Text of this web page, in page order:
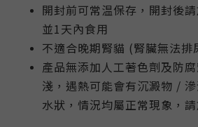
開封前可常温保存，開封後
並1天內食用
不適合晚期腎貓 (腎臟無法排
產品無添加人工著色劑及防
淺，遇熱可能會有沉澱物 /
水狀，情況均屬正常現象，